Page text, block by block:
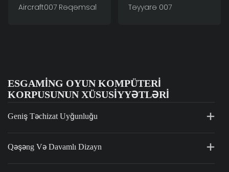
Aircraft007 Rəqəmsal
Of Computer Cases
Təyyarə 007
ESGAMING OYUN KOMPÜTERI
KORPUSUNUN XÜSUSIYYƏTLƏRI
Geniş Təchizat Uyğunluğu
Qəşəng Və Davamlı Dizayn